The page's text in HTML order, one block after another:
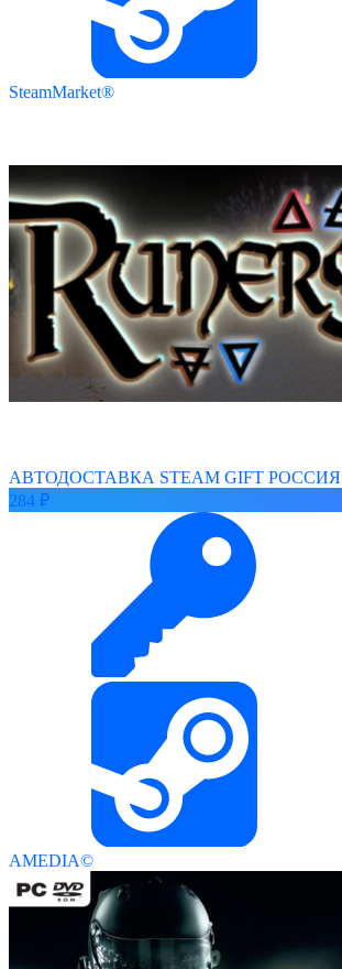
SteamMarket®
АВТОДОСТАВКА STEAM GIFT РОССИЯ
284 ₽
AMEDIA©